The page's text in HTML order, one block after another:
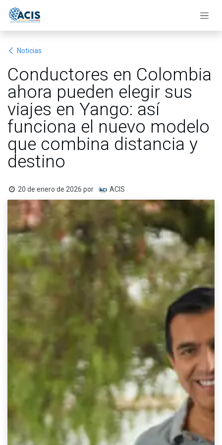
Noticias
Conductores en Colombia
ahora pueden elegir sus
viajes en Yango: así
funciona el nuevo modelo
que combina distancia y
destino
20 de enero de 2026 por ACIS